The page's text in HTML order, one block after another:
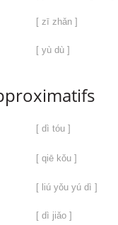
[ zī zhǎn ]
[ yù dù ]
[ dì tóu ]
[ qiē kǒu ]
[ liú yǒu yú dì ]
[ dì jiǎo ]